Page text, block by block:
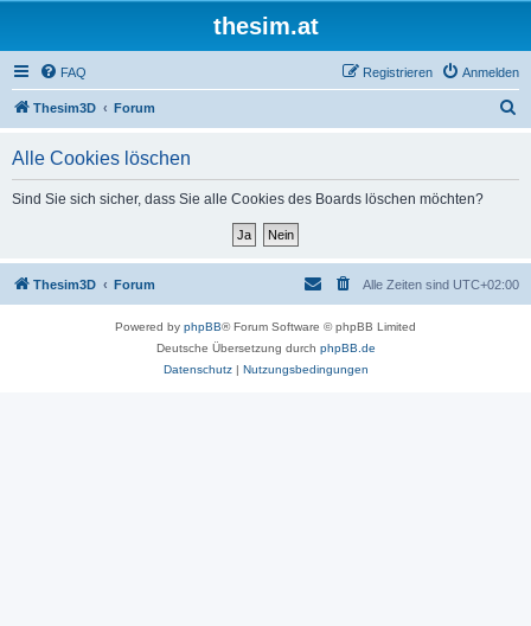
thesim.at
FAQ Anmelden
Registrieren
Thesim3D Forum
Alle Cookies löschen
Sind Sie sich sicher, dass Sie alle Cookies des Boards löschen möchten?
Thesim3D Forum Alle Zeiten sind UTC+02:00
Powered by phpBB® Forum Software © phpBB Limited
Deutsche Übersetzung durch phpBB.de
Datenschutz| Nutzungsbedingungen